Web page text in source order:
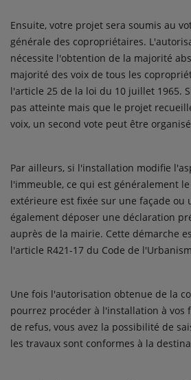
Ensuite, votre projet sera soumis au
générale des copropriétaires.
nécessite l'obtention de la majorité
majorité des voix de tous les
l'article 25 de la loi du 10 juillet 1965.
pas atteinte mais que le projet
voix, un second vote peut être
Par ailleurs, si l'installation modifie
l'immeuble, ce qui est généralement
extérieure est fixée sur une façade ou
également déposer une déclaration
auprès de la mairie. Cette démarche
l'article R421-17 du Code de
Une fois l'autorisation obtenue de la
pourrez procéder à l'installation à vos
de refus, vous avez la possibilité de
les travaux sont conformes à la